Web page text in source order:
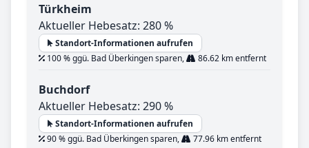
Türkheim
Aktueller Hebesatz: 280 %
Standort-Informationen aufrufen
100 % ggü. Bad Überkingen sparen,
86.62 km entfernt
Buchdorf
Aktueller Hebesatz: 290 %
Standort-Informationen aufrufen
90 % ggü. Bad Überkingen sparen,
77.96 km entfernt